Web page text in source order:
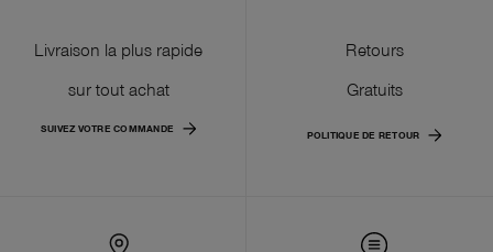
Livraison la plus rapide
sur tout achat
SUIVEZ VOTRE COMMANDE
Retours
Gratuits
POLITIQUE DE RETOUR